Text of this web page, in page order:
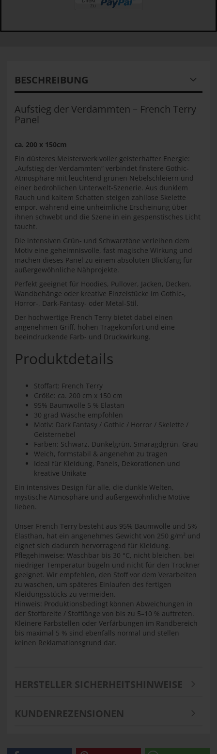
BESCHREIBUNG
Aufstieg der Verdammten – French Terry
Panel
ca. 200 x 150cm
Ein düsteres Meisterwerk voller geisterhafter Energie:
„Aufstieg der Verdammten“ verbindet finstere Gothic-
Atmosphäre mit leuchtend grünen Nebelschleiern und
einer bedrohlichen Unterwelt-Szenerie. Aus dunklem
Rauch und kaltem Schatten steigen zahllose Skelette
empor, während eine unheimliche Erscheinung über
ihnen schwebt und die Szene in ein gespenstisches Licht
taucht.
Die intensiven Grün- und Schwarztöne verleihen dem
Motiv eine geheimnisvolle, fast magische Wirkung und
machen dieses Panel zu einem absoluten Blickfang für
außergewöhnliche Nähprojekte.
Perfekt geeignet für Hoodies, Pullover, Jacken, Decken,
Wandbehänge oder kreative Einzelstücke im Gothic-,
Horror-, Dark-Fantasy- oder Metal-Stil.
Der hochwertige French Terry bietet dabei einen
angenehmen Griff, hohen Tragekomfort und eine
beeindruckende Farb- und Druckwirkung.
Produktdetails
Stoffart: French Terry
Größe: ca. 200 cm x 150 cm
95% Baumwolle 5 % Elastan
30 grad Wäsche empfohlen
Motiv: Dark Fantasy / Gothic / Horror / Skelette /
Geisternebel
Farben: Schwarz, Dunkelgrün, Smaragdgrün, Grau
Weich, formstabil & angenehm zu tragen
Ideal für Kleidung, Panels, Dekorationen und
kreative Unikate
Ein intensives Design für alle, die dunkle Welten,
mystische Atmosphäre und außergewöhnliche Motive
lieben.
Unser French Terry besteht aus 95% Baumwolle und 5%
Elasthan, hat ein angenehmes Gewicht von 250 g/m² und
eignet sich dadurch hervorragend für Kleidung.
Pflegehinweise: Waschbar bis 30 °C, nicht bleichen, bei
niedriger Temperatur bügeln und nicht für den Trockner
geeignet. Wir empfehlen, den Stoff vor dem Verarbeiten
zu waschen, um späteres Einlaufen des fertigen
Kleidungsstücks zu vermeiden.
Hinweis: Produktionsbedingt können Abweichungen in
der Stoffbreite / Stofflänge von bis zu 5–10 % auftreten.
Kleinere Farbstellen oder Verfärbungen im Randbereich
bis maximal 5 % sind ebenfalls normal und stellen
keinen Reklamationsgrund dar.
HERSTELLER SICHERHEITSHINWEISE
KUNDENREZENSIONEN